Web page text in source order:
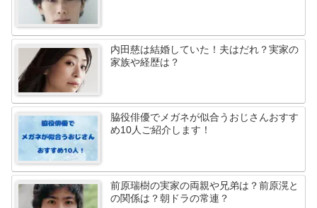
内田慈は結婚していた！夫はだれ？実家の
家族や経歴は？
脇役俳優でメガネが似合うおじさんおすす
め10人ご紹介します！
前原瑞樹の実家の両親や兄弟は？前原滉と
の関係は？朝ドラの常連？